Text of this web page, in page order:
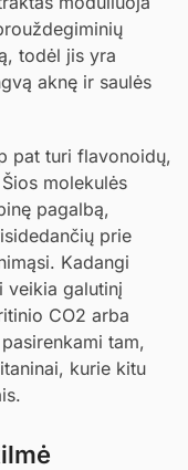
todėl jis yra
aknę ir saulės
pat turi flavonoidų,
molekulės
pagalbą,
prie
Kadangi
veikia galutinį
CO2 arba
tam,
kurie kitu